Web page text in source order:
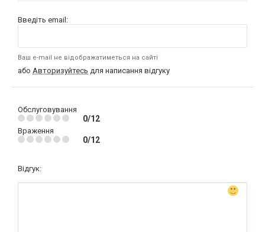
Введіть email:
Ваш e-mail не відображатиметься на сайті
або Авторизуйтесь для написання відгуку
Обслуговування
0/12
Враження
0/12
Відгук: